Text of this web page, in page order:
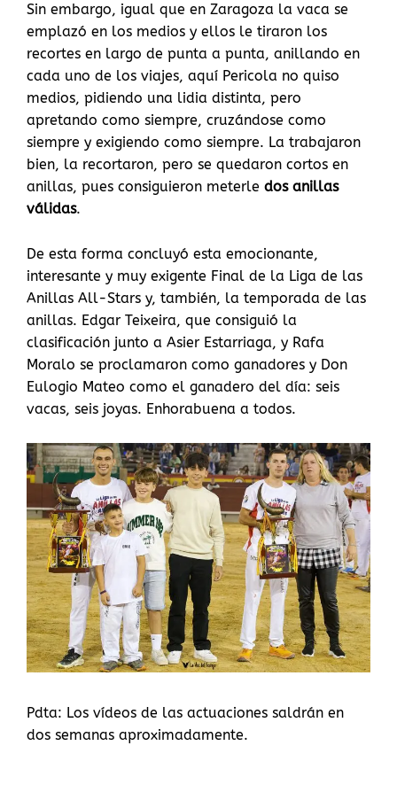
Sin embargo, igual que en Zaragoza la vaca se
emplazó en los medios y ellos le tiraron los
recortes en largo de punta a punta, anillando en
cada uno de los viajes, aquí Pericola no quiso
medios, pidiendo una lidia distinta, pero
apretando como siempre, cruzándose como
siempre y exigiendo como siempre. La trabajaron
bien, la recortaron, pero se quedaron cortos en
anillas, pues consiguieron meterle dos anillas
válidas.
De esta forma concluyó esta emocionante,
interesante y muy exigente Final de la Liga de las
Anillas All-Stars y, también, la temporada de las
anillas. Edgar Teixeira, que consiguió la
clasificación junto a Asier Estarriaga, y Rafa
Moralo se proclamaron como ganadores y Don
Eulogio Mateo como el ganadero del día: seis
vacas, seis joyas. Enhorabuena a todos.
Pdta: Los vídeos de las actuaciones saldrán en
dos semanas aproximadamente.